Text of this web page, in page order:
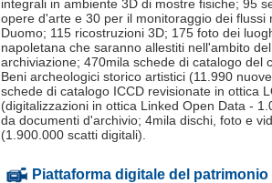
integrali in ambiente 3D di mostre fisiche; 95
opere d'arte e 30 per il monitoraggio dei
Duomo; 115 ricostruzioni 3D; 175 foto dei
napoletana che saranno allestiti nell'ambito
archiviazione; 470mila schede di catalogo del
Beni archeologici storico artistici (11.990
schede di catalogo ICCD revisionate in ottica
(digitalizzazioni in ottica Linked Open Data -
da documenti d'archivio; 4mila dischi, foto e
(1.900.000 scatti digitali).
Piattaforma digitale del